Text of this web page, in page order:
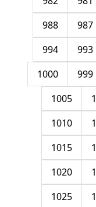
987
988
993
994
999
1000
1005
1010
1015
1020
1025